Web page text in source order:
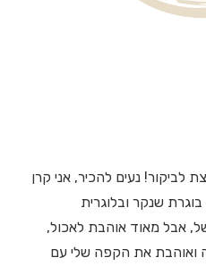
נעים להכיר, אני קרן
פנים (מ-2009), בוגרת שנקר ובלוגרית
לבשל, אבל מאוד אוהבת לאכול,
ואוהבת את הקפה שלי עם